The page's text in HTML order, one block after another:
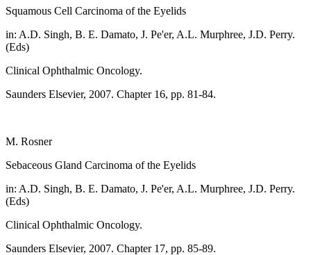
Squamous Cell Carcinoma of the Eyelids
in: A.D. Singh, B. E. Damato, J. Pe'er, A.L. Murphree, J.D. Perry.
(Eds)
Clinical Ophthalmic Oncology.
Saunders Elsevier, 2007. Chapter 16, pp. 81-84.
M. Rosner
Sebaceous Gland Carcinoma of the Eyelids
in: A.D. Singh, B. E. Damato, J. Pe'er, A.L. Murphree, J.D. Perry.
(Eds)
Clinical Ophthalmic Oncology.
Saunders Elsevier, 2007. Chapter 17, pp. 85-89.